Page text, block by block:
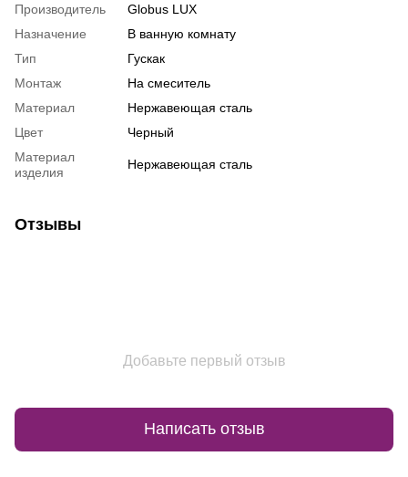
Производитель
Globus LUX
Назначение
В ванную комнату
Тип
Гускак
Монтаж
На смеситель
Материал
Нержавеющая сталь
Цвет
Черный
Материал
изделия
Нержавеющая сталь
Отзывы
Добавьте первый отзыв
Написать отзыв